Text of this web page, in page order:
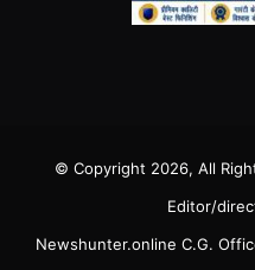
© Copyright 2026, All
Editor/
Newshunter.online C.G.